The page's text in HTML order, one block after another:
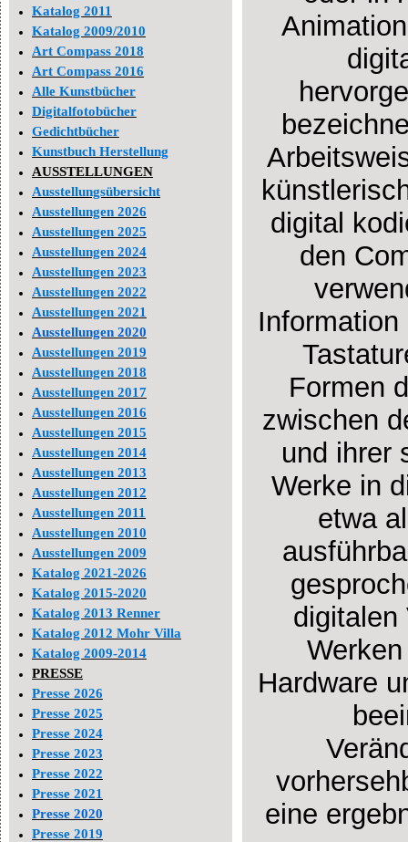
Katalog 2011
Katalog 2009/2010
Art Compass 2018
Art Compass 2016
Alle Kunstbücher
Digitalfotobücher
Gedichtbücher
Kunstbuch Herstellung
AUSSTELLUNGEN
Ausstellungsübersicht
Ausstellungen 2026
Ausstellungen 2025
Ausstellungen 2024
Ausstellungen 2023
Ausstellungen 2022
Ausstellungen 2021
Ausstellungen 2020
Ausstellungen 2019
Ausstellungen 2018
Ausstellungen 2017
Ausstellungen 2016
Ausstellungen 2015
Ausstellungen 2014
Ausstellungen 2013
Ausstellungen 2012
Ausstellungen 2011
Ausstellungen 2010
Ausstellungen 2009
Katalog 2021-2026
Katalog 2015-2020
Katalog 2013 Renner
Katalog 2012 Mohr Villa
Katalog 2009-2014
PRESSE
Presse 2026
Presse 2025
Presse 2024
Presse 2023
Presse 2022
Presse 2021
Presse 2020
Presse 2019
digital
den
Formen
zwischen
und ihrer
Werke in
etwa
digitalen
Hardware
eine